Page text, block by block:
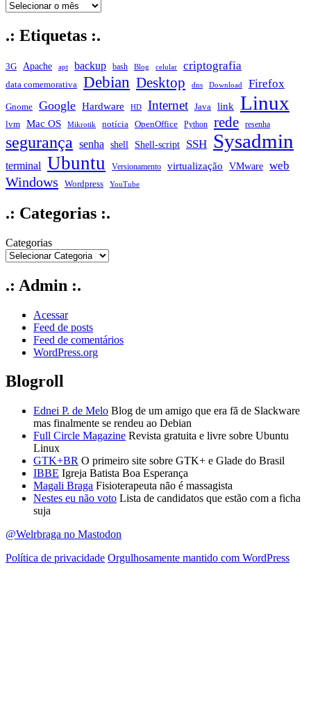
.: Etiquetas :.
3G Apache apt backup bash Blog celular criptografia
data comemorativa Debian Desktop dns Download Firefox
Gnome Google Hardware HD Internet Java link Linux
lvm Mac OS Mikrotik notícia OpenOffice Python rede resenha
segurança senha shell Shell-script SSH Sysadmin
terminal Ubuntu Versionamento virtualização VMware web
Windows Wordpress YouTube
.: Categorias :.
Categorias
.: Admin :.
Acessar
Feed de posts
Feed de comentários
WordPress.org
Blogroll
Ednei P. de Melo Blog de um amigo que era fã de Slackware
mas finalmente se rendeu ao Debian
Full Circle Magazine Revista gratuita e livre sobre Ubuntu
Linux
GTK+BR O primeiro site sobre GTK+ e Glade do Brasil
IBBE Igreja Batista Boa Esperança
Magali Braga Fisioterapeuta não é massagista
Nestes eu não voto Lista de candidatos que estão com a ficha
suja
@Welrbraga no Mastodon
Política de privacidade Orgulhosamente mantido com WordPress